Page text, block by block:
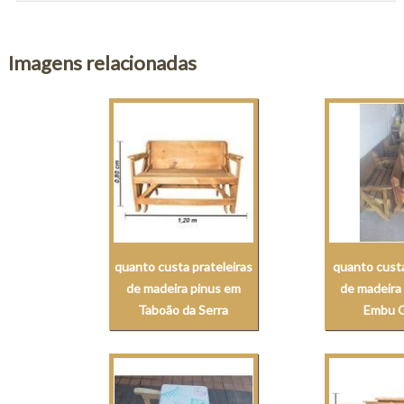
Imagens relacionadas
quanto custa prateleiras
de madeira pinus em
Taboão da Serra
quanto
de
Embu